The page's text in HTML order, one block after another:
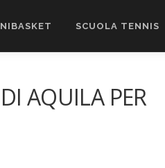
SCUOLA TENNIS
AQUILA PER